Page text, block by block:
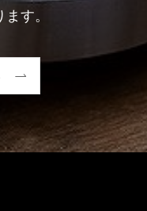
す。